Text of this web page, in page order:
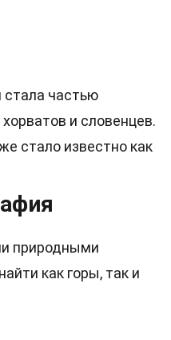
стала частью
и словенцев.
стало известно как
природными
как горы, так и